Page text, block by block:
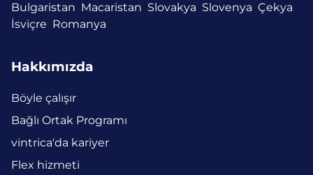
Bulgaristan Macaristan Slovakya Slovenya Çekya
İsviçre Romanya
Hakkımızda
Böyle çalışır
Bağlı Ortak Programı
vintrica'da kariyer
Flex hizmeti